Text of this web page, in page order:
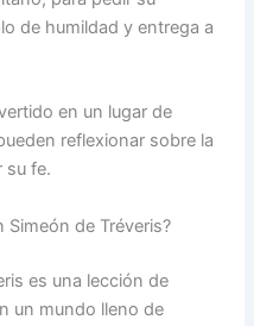
de humildad y entrega a
en un lugar de
reflexionar sobre la
su fe.
Simeón de Tréveris?
es una lección de
un mundo lleno de